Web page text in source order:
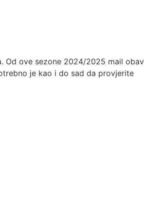
Od ove sezone 2024/2025 mail
je kao i do sad da provjerite